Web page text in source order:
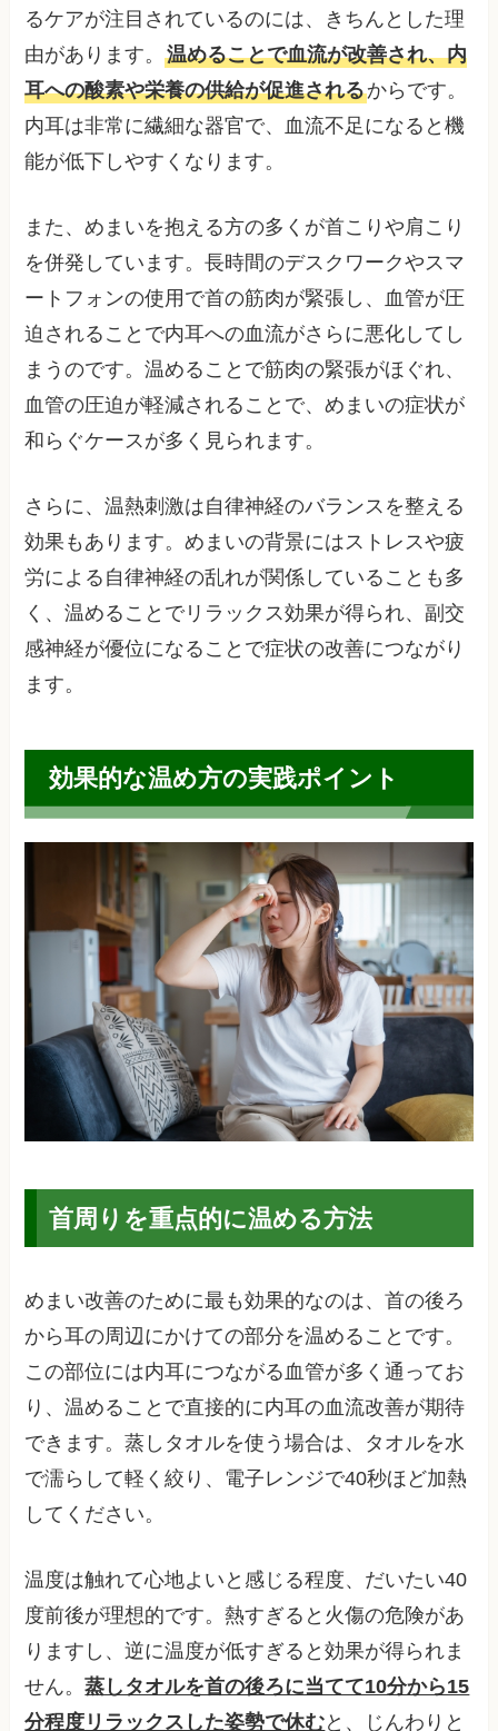
るケアが注目されているのには、きちんとした理
由があります。温めることで血流が改善され、内
耳への酸素や栄養の供給が促進されるからです。
内耳は非常に繊細な器官で、血流不足になると機
能が低下しやすくなります。
また、めまいを抱える方の多くが首こりや肩こり
を併発しています。長時間のデスクワークやスマ
ートフォンの使用で首の筋肉が緊張し、血管が圧
迫されることで内耳への血流がさらに悪化してし
まうのです。温めることで筋肉の緊張がほぐれ、
血管の圧迫が軽減されることで、めまいの症状が
和らぐケースが多く見られます。
さらに、温熱刺激は自律神経のバランスを整える
効果もあります。めまいの背景にはストレスや疲
労による自律神経の乱れが関係していることも多
く、温めることでリラックス効果が得られ、副交
感神経が優位になることで症状の改善につながり
ます。
効果的な温め方の実践ポイント
首周りを重点的に温める方法
めまい改善のために最も効果的なのは、首の後ろ
から耳の周辺にかけての部分を温めることです。
この部位には内耳につながる血管が多く通ってお
り、温めることで直接的に内耳の血流改善が期待
できます。蒸しタオルを使う場合は、タオルを水
で濡らして軽く絞り、電子レンジで40秒ほど加熱
してください。
温度は触れて心地よいと感じる程度、だいたい40
度前後が理想的です。熱すぎると火傷の危険があ
りますし、逆に温度が低すぎると効果が得られま
せん。蒸しタオルを首の後ろに当てて10分から15
分程度リラックスした姿勢で休むと、じんわりと